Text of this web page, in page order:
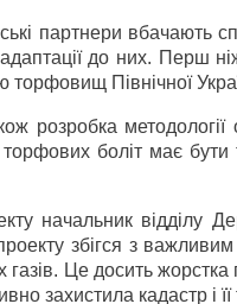
партнери вбачають
до них. Перш
торфовищ Північної
розробка
торфових боліт має
начальник відділу
збігся з
газів. Це досить
захистила кадастр і